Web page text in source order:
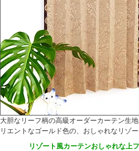
大胆なリーフ柄の高級オーダーカーテン生
リエントなゴールド色の、おしゃれなリゾ
リゾート風カーテンおしゃれな上